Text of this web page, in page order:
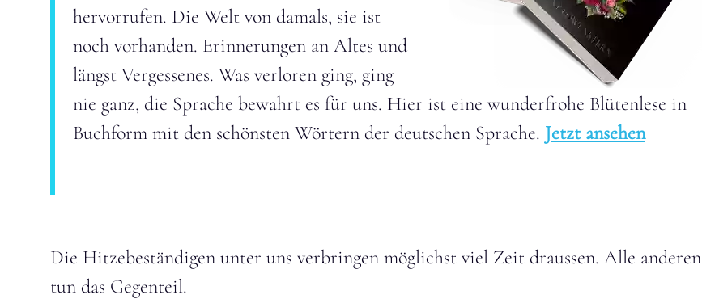
hervorrufen. Die Welt von damals, sie ist
noch vorhanden. Erinnerungen an Altes und
längst Vergessenes. Was verloren ging, ging
nie ganz, die Sprache bewahrt es für uns. Hier ist eine wunderfrohe Blütenlese in
Buchform mit den schönsten Wörtern der deutschen Sprache. Jetzt ansehen
Die Hitzebeständigen unter uns verbringen möglichst viel Zeit draussen. Alle anderen
tun das Gegenteil.